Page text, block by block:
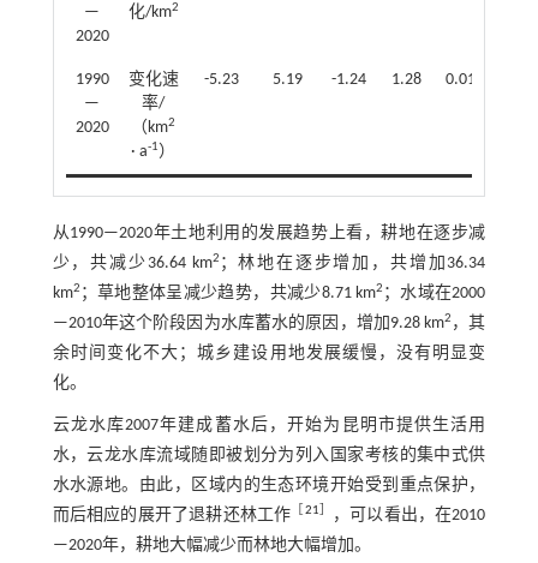
—
2020
化/km2
1990
—
2020
变化速
率/
（km2
· a-1）
-5.23 5.19 -1.24 1.28 0.01
从1990—2020年土地利用的发展趋势上看，耕地在逐步减
少，共减少36.64 km2 ；林地在逐步增加，共增加36.34
km2 ；草地整体呈减少趋势，共减少8.71 km2 ；水域在2000
—2010年这个阶段因为水库蓄水的原因，增加9.28 km2 ，其
余时间变化不大；城乡建设用地发展缓慢，没有明显变
化。
云龙水库2007年建成蓄水后，开始为昆明市提供生活用
水，云龙水库流域随即被划分为列入国家考核的集中式供
水水源地。由此，区域内的生态环境开始受到重点保护，
而后相应的展开了退耕还林工作
21
，可以看出，在2010
—2020年，耕地大幅减少而林地大幅增加。